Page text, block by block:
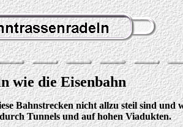
wie die Eisenbahn
Bahnstrecken nicht allzu steil sind und
Tunnels und auf hohen Viadukten.